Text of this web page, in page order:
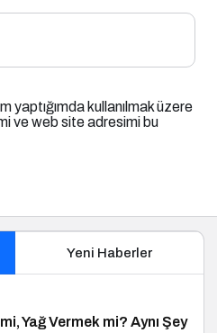
yaptığımda kullanılmak üzere
ve web site adresimi bu
Yeni Haberler
Yağ Vermek mi? Aynı Şey